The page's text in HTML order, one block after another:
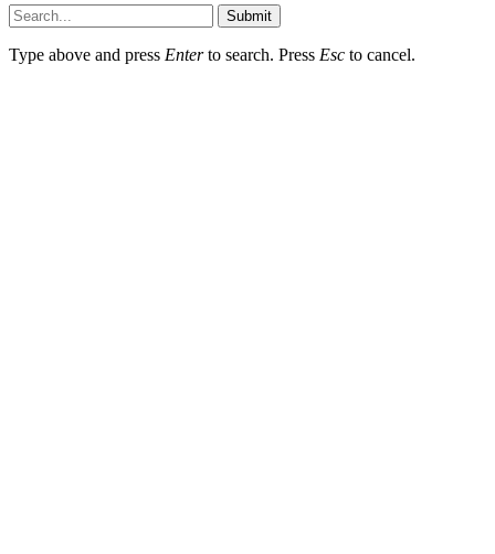
Submit
Type above and press Enterto search. Press Esc to cancel.